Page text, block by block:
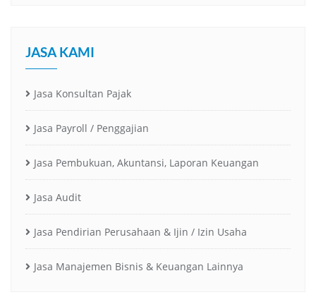
JASA KAMI
Jasa Konsultan Pajak
Jasa Payroll / Penggajian
Jasa Pembukuan, Akuntansi, Laporan Keuangan
Jasa Audit
Jasa Pendirian Perusahaan & Ijin / Izin Usaha
Jasa Manajemen Bisnis & Keuangan Lainnya